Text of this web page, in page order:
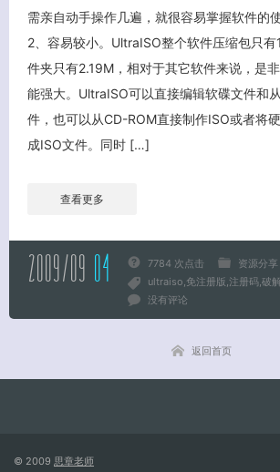
需亲自动手操作几遍，就很容易掌握软件的
2、容易较小。UltraISO整个软件压缩包只有
件夹只有2.19M，相对于其它软件来说，是
能强大。UltraISO可以直接编辑软碟文件和
件，也可以从CD-ROM直接制作ISO或者将
成ISO文件。同时 […]
查看更多
2009/09 04 7784 次点击
资源分享
ultraiso 免注册版 注册码 破
没有评论
返回首页
© 2009 思章老师
关闭弹窗